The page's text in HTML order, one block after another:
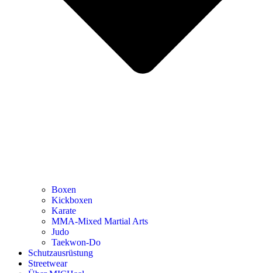
Boxen
Kickboxen
Karate
MMA-Mixed Martial Arts
Judo
Taekwon-Do
Schutzausrüstung
Streetwear